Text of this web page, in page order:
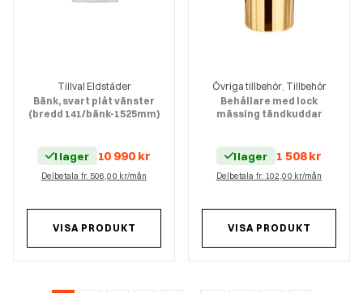
Tillval Eldstäder
Bänk, svart plåt vänster
(bredd 141/bänk-1525mm)
I lager 10 990 kr
Delbetala fr. 506,00 kr/mån
VISA PRODUKT
Övriga tillbehör, Tillbehör
Behållare med lock
mässing tändkuddar
I lager 1 508kr
Delbetala fr. 102,00 kr/mån
VISA PRODUKT